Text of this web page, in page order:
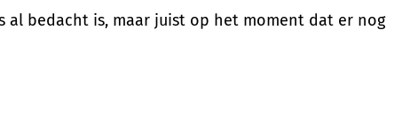
al bedacht is, maar juist op het moment dat er nog